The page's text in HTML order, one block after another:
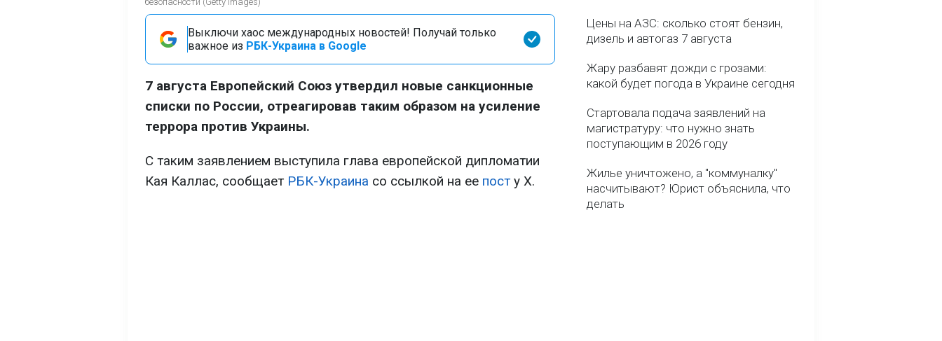
Выключи хаос международных новостей! Получай только
важное из РБК-Украина в Google
7 августа Европейский Союз утвердил новые санкционные
списки по России, отреагировав таким образом на усиление
террора против Украины.
С таким заявлением выступила глава европейской дипломатии
Кая Каллас, сообщает РБК-Украина со ссылкой на ее пост у Х.
Цены на АЗС: сколько стоят бензин,
дизель и автогаз 7 августа
Жару разбавят дожди с грозами:
какой будет погода в Украине сегодня
Стартовала подача заявлений на
магистратуру: что нужно знать
поступающим в 2026 году
Жилье уничтожено, а "коммуналку"
насчитывают? Юрист объяснила, что
делать